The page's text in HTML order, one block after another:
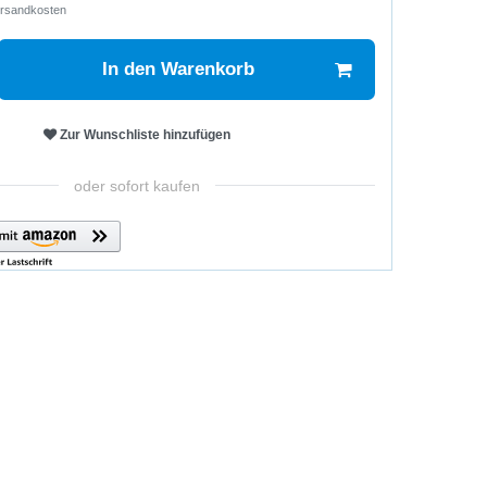
In den Warenkorb
Zur Wunschliste hinzufügen
oder sofort kaufen